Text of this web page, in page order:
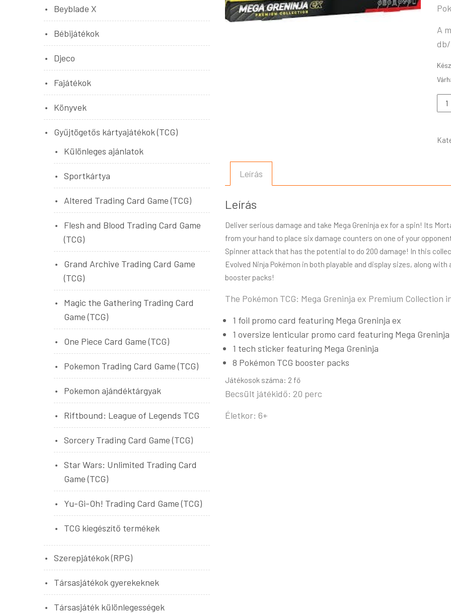
A
Leírás
Leírás
Deliver serious damage and take Mega Greninja ex for a spin! Its
from your hand to place six damage counters on one of your
Spinner attack that has the potential to do 200 damage! In this
Evolved Ninja Pokémon in both playable and display sizes, along
booster packs!
The Pokémon TCG: Mega Greninja ex Premium Collection
1 foil promo card featuring Mega Greninja ex
1 oversize lenticular promo card featuring Mega
1 tech sticker featuring Mega Greninja
8 Pokémon TCG booster packs
Játékosok száma: 2 fő
Becsült játékidő: 20 perc
Életkor: 6+
Beyblade X
Bébijátékok
Djeco
Fajátékok
Könyvek
Gyűjtögetős kártyajátékok (TCG)
Különleges ajánlatok
Sportkártya
Altered Trading Card Game (TCG)
Flesh and Blood Trading Card Game
(TCG)
Grand Archive Trading Card Game
(TCG)
Magic the Gathering Trading Card
Game (TCG)
One Piece Card Game (TCG)
Pokemon Trading Card Game (TCG)
Pokemon ajándéktárgyak
Riftbound: League of Legends TCG
Sorcery Trading Card Game (TCG)
Star Wars: Unlimited Trading Card
Game (TCG)
Yu-Gi-Oh! Trading Card Game (TCG)
TCG kiegészítő termékek
Szerepjátékok (RPG)
Társasjátékok gyerekeknek
Társasjáték különlegességek